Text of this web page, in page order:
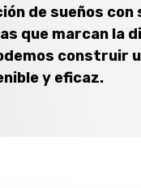
de sueños con
que marcan la
construir
y eficaz.